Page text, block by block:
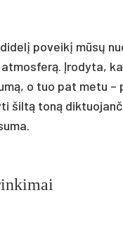
poveikį mūsų
Įrodyta,
o tuo pat metu
šiltą toną